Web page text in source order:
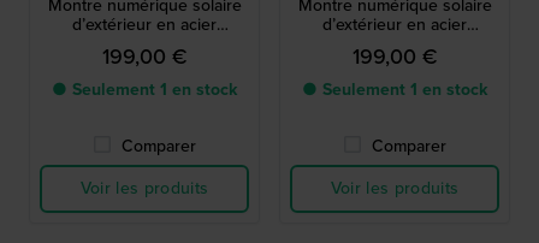
Montre numérique solaire
d’extérieur en acier
inoxydable et biosourcé.
199,00 €
● Seulement 1 en stock
Comparer
Voir les produits
Montre numérique solaire
d’extérieur en acier
inoxydable et biosourcé.
199,00 €
● Seulement 1 en stock
Comparer
Voir les produits